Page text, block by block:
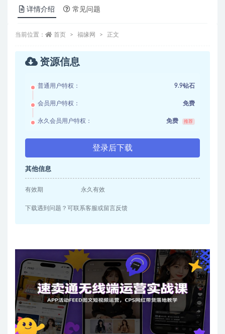
详情介绍 常见问题
当前位置： 首页 福缘网 正文
资源信息
普通用户特权： 9.9钻石
会员用户特权： 免费
永久会员用户特权： 免费 推荐
登录后下载
其他信息
有效期 永久有效
下载遇到问题？可联系客服或留言反馈